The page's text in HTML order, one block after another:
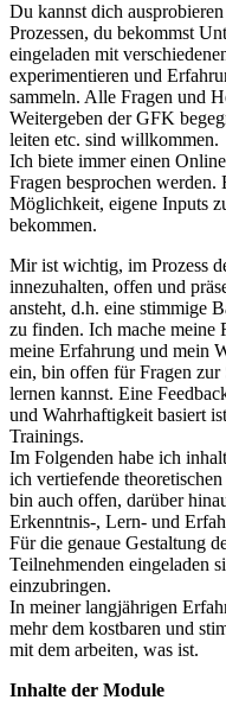
Du kannst dich
Prozessen, du bekommst
eingeladen mit
experimentieren und
sammeln. Alle Fragen und
Weitergeben der GFK
leiten etc. sind willkommen.
Ich biete immer einen
Fragen besprochen
Möglichkeit, eigene Inputs
bekommen.
Mir ist wichtig, im Prozess
innezuhalten, offen und
ansteht, d.h. eine stimmige
zu finden. Ich mache meine
meine Erfahrung und mein
ein, bin offen für Fragen zur
lernen kannst. Eine
und Wahrhaftigkeit basiert
Trainings.
Im Folgenden habe ich
ich vertiefende
bin auch offen, darüber
Erkenntnis-, Lern- und
Für die genaue Gestaltung
Teilnehmenden eingeladen
einzubringen.
In meiner langjährigen
mehr dem kostbaren und
mit dem arbeiten, was ist.
Inhalte der Module